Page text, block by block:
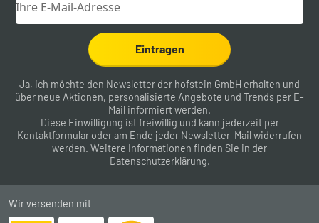
Eintragen
Ja, ich möchte den Newsletter der hofstein GmbH erhalten und
über neue Aktionen, personalisierte Angebote und Trends per E-
Mail informiert werden.
Diese Einwilligung ist freiwillig und kann jederzeit per
Kontaktformular oder am Ende jeder Newsletter-Mail widerrufen
werden. Weitere Informationen finden Sie in der
Datenschutzerklärung.
Wir versenden mit